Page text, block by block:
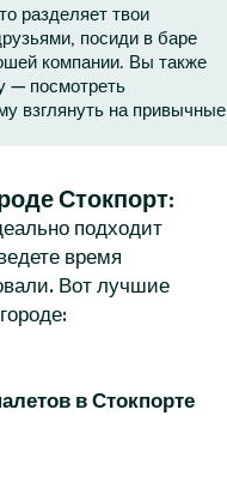
разделяет твои
посиди в баре
компании. Вы также
— посмотреть
взглянуть на привычные
Стокпорт:
подходит
время
Вот лучшие
в Стокпорте